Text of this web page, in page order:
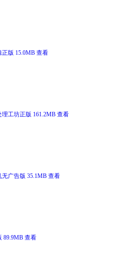
正版 15.0MB 查看
理工坊正版 161.2MB 查看
无广告版 35.1MB 查看
89.9MB 查看